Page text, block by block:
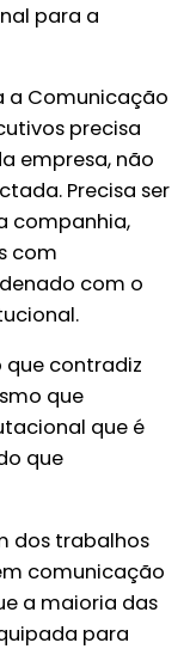
para a
a Comunicação
precisa
empresa, não
Precisa ser
companhia,
com
com o
que contradiz
que
que é
que
dos trabalhos
comunicação
a maioria das
para